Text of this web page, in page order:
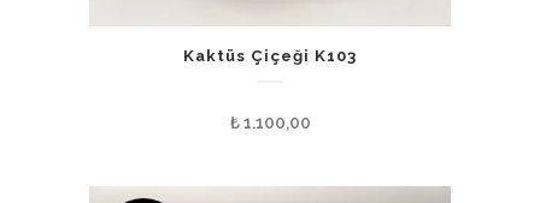
Kaktüs Çiçeği K103
₺1.100,00